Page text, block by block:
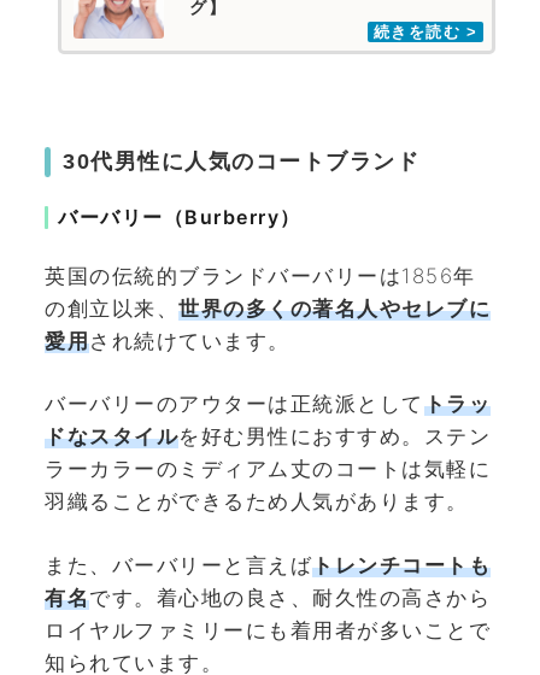
グ】
30代男性に人気のコートブランド
バーバリー（Burberry）
英国の伝統的ブランドバーバリーは1856年
の創立以来、 世界の多くの著名人やセレブに
愛用され続けています。
バーバリーのアウターは正統派として トラッ
ドなスタイルを好む男性におすすめ。ステン
ラーカラーのミディアム丈のコートは気軽に
羽織ることができるため人気があります。
また、バーバリーと言えばトレンチコートも
有名です。着心地の良さ、耐久性の高さから
ロイヤルファミリーにも着用者が多いことで
知られています。